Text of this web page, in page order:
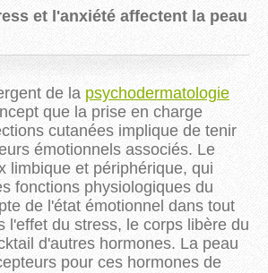
et l'anxiété affectent la peau
de la psychodermatologie
que la prise en charge
cutanées implique de tenir
émotionnels associés. Le
limbique et périphérique, qui
fonctions physiologiques du
de l'état émotionnel dans tout
l'effet du stress, le corps libère du
d'autres hormones. La peau
pour ces hormones de